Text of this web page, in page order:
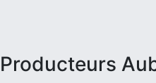
Producteurs